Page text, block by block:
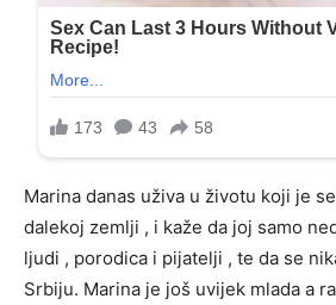
Marina danas uživa u životu koji je
dalekoj zemlji , i kaže da joj samo
ljudi , porodica i pijatelji , te da se
Srbiju. Marina je još uvijek mlada a